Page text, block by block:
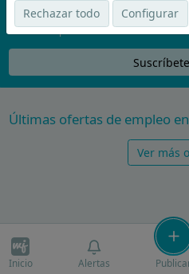
Nunca compartiremos tu email con
Últimas ofertas de empleo
Ver más
Inicio Alertas
Rechazar todo Configurar